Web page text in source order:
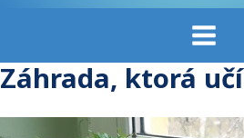
Záhrada, ktorá učí